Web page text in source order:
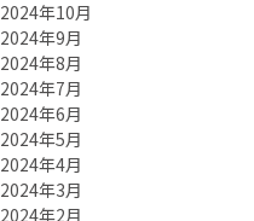
2024年10月
2024年9月
2024年8月
2024年7月
2024年6月
2024年5月
2024年4月
2024年3月
2024年2月